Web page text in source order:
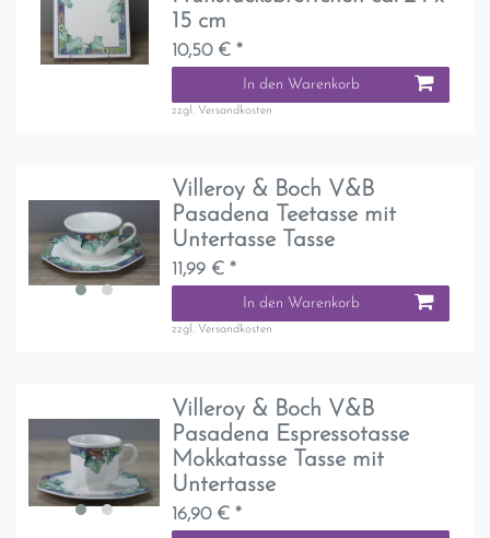
15 cm
10,50 € *
In den Warenkorb
zzgl. Versandkosten
Villeroy & Boch V&B
Pasadena Teetasse mit
Untertasse Tasse
11,99 € *
In den Warenkorb
zzgl. Versandkosten
Villeroy & Boch V&B
Pasadena Espressotasse
Mokkatasse Tasse mit
Untertasse
16,90 € *